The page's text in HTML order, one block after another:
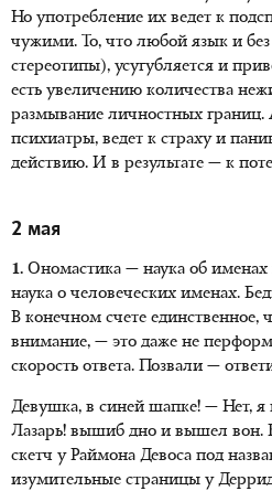
Но употребление их ведет к
чужими. То, что любой язык и
стереотипы), усугубляется и
есть увеличению количества
размывание личностных границ.
психиатры, ведет к страху и
действию. И в результате — к
2 мая
1. Ономастика — наука об
наука о человеческих именах.
В конечном счете единственное,
внимание, — это даже не
скорость ответа. Позвали —
Девушка, в синей шапке! — Нет, я
Лазарь! вышиб дно и вышел вон.
скетч у Раймона Девоса под
изумительные страницы у